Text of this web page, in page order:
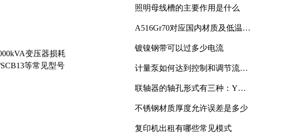
变压器损耗
等常见型号
照明母线槽的主要作用是什么
A516Gr70对应国内材质及低温冲
镀镍钢带可以过多少电流
计量泵如何达到控制和调节流量
联轴器的轴孔形式有三种：Y
不锈钢材质厚度允许误差是多少
复印机出租有哪些常见模式